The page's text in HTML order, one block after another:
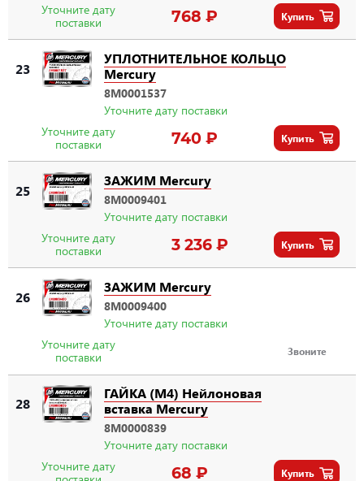
Уточните дату
поставки
768 ₽ Купить
23
УПЛОТНИТЕЛЬНОЕ КОЛЬЦО
Mercury
8M0001537
Уточните дату поставки
Уточните дату
поставки
740 ₽ Купить
25
ЗАЖИМ Mercury
8M0009401
Уточните дату поставки
Уточните дату
поставки
3 236 ₽ Купить
26
ЗАЖИМ Mercury
8M0009400
Уточните дату поставки
Уточните дату
поставки
Звоните
28
ГАЙКА (M4) Нейлоновая
вставка Mercury
8M0000839
Уточните дату поставки
Уточните дату
68 ₽ Купить